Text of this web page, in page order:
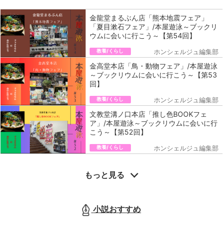
金龍堂まるぶん店「熊本地震フェア」
「夏目漱石フェア」/本屋遊泳～ブックリ
ウムに会いに行こう～【第54回】
教養/くらし ホンシェルジュ編集部
金高堂本店「鳥・動物フェア」/本屋遊泳
～ブックリウムに会いに行こう～【第53
回】
教養/くらし ホンシェルジュ編集部
文教堂溝ノ口本店「推し色BOOKフェ
ア」/本屋遊泳～ブックリウムに会いに行
こう～【第52回】
教養/くらし ホンシェルジュ編集部
もっと見る
小説おすすめ